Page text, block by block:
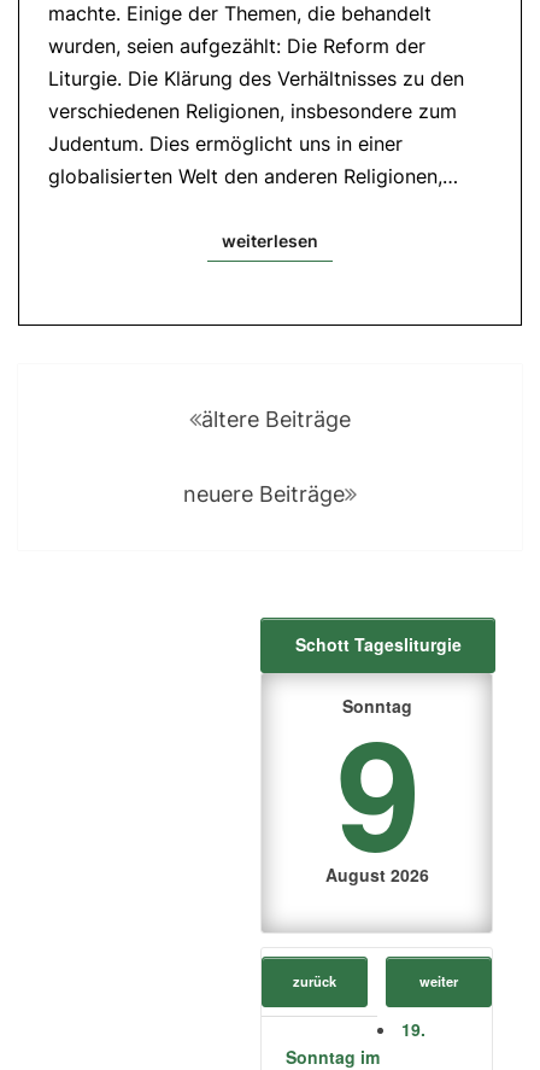
Joh
14,15-
21
machte. Einige der Themen, die behandelt
wurden, seien aufgezählt: Die Reform der
Liturgie. Die Klärung des Verhältnisses zu den
verschiedenen Religionen, insbesondere zum
Judentum. Dies ermöglicht uns in einer
globalisierten Welt den anderen Religionen,…
weiterlesen
ältere Beiträge
neuere Beiträge
Schott Tagesliturgie
Sonntag
9
August 2026
zurück weiter
19.
Sonntag im